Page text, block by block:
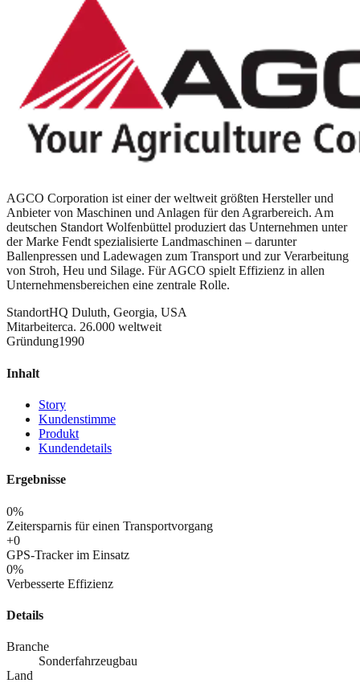
AGCO Corporation ist einer der weltweit größten Hersteller und
Anbieter von Maschinen und Anlagen für den Agrarbereich. Am
deutschen Standort Wolfenbüttel produziert das Unternehmen unter
der Marke Fendt spezialisierte Landmaschinen – darunter
Ballenpressen und Ladewagen zum Transport und zur Verarbeitung
von Stroh, Heu und Silage. Für AGCO spielt Effizienz in allen
Unternehmensbereichen eine zentrale Rolle.
StandortHQ Duluth, Georgia, USA
Mitarbeiterca. 26.000 weltweit
Gründung1990
Inhalt
Story
Kundenstimme
Produkt
Kundendetails
Ergebnisse
0%
Zeitersparnis für einen Transportvorgang
+0
GPS-Tracker im Einsatz
0%
Verbesserte Effizienz
Details
Branche
Sonderfahrzeugbau
Land